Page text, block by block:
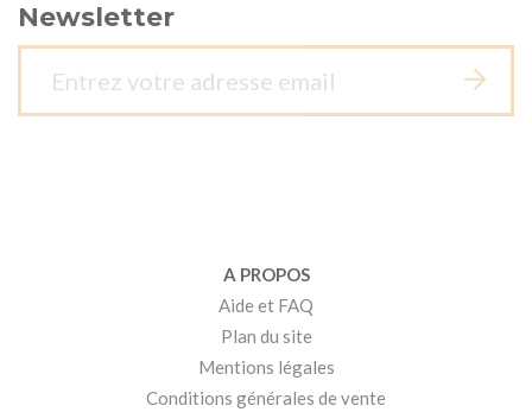
Newsletter
A PROPOS
Aide et FAQ
Plan du site
Mentions légales
Conditions générales de vente